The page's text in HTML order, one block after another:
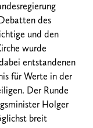
des
und den
wurde
entstandenen
für Werte in der
Der Runde
Holger
breit